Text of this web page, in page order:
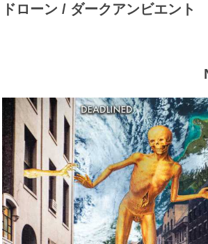
ドローン / ダークアンビエント